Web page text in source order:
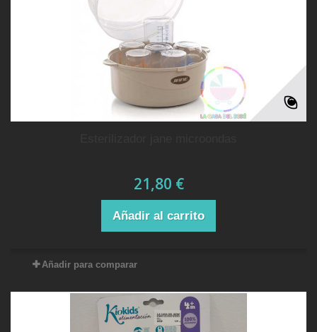
21,80 €
Añadir al carrito
Añadir para comparar